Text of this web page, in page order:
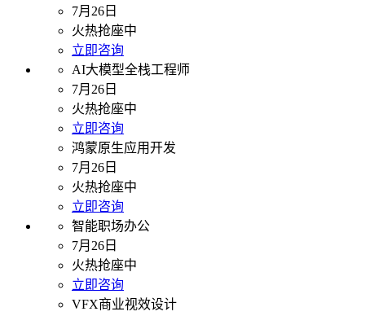
7月26日
火热抢座中
立即咨询
AI大模型全栈工程师
7月26日
火热抢座中
立即咨询
鸿蒙原生应用开发
7月26日
火热抢座中
立即咨询
智能职场办公
7月26日
火热抢座中
立即咨询
VFX商业视效设计